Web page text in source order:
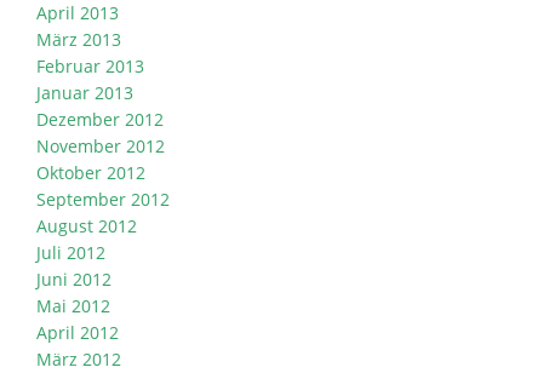
April 2013
März 2013
Februar 2013
Januar 2013
Dezember 2012
November 2012
Oktober 2012
September 2012
August 2012
Juli 2012
Juni 2012
Mai 2012
April 2012
März 2012